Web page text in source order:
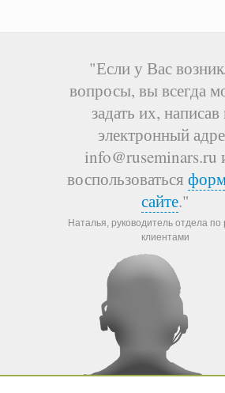
"Если у Вас
вопросы, вы всегда
задать их, написав
электронный
info@ruseminars.ru
воспользоваться
сайте."
Наталья, руководитель отдела по
клиентами